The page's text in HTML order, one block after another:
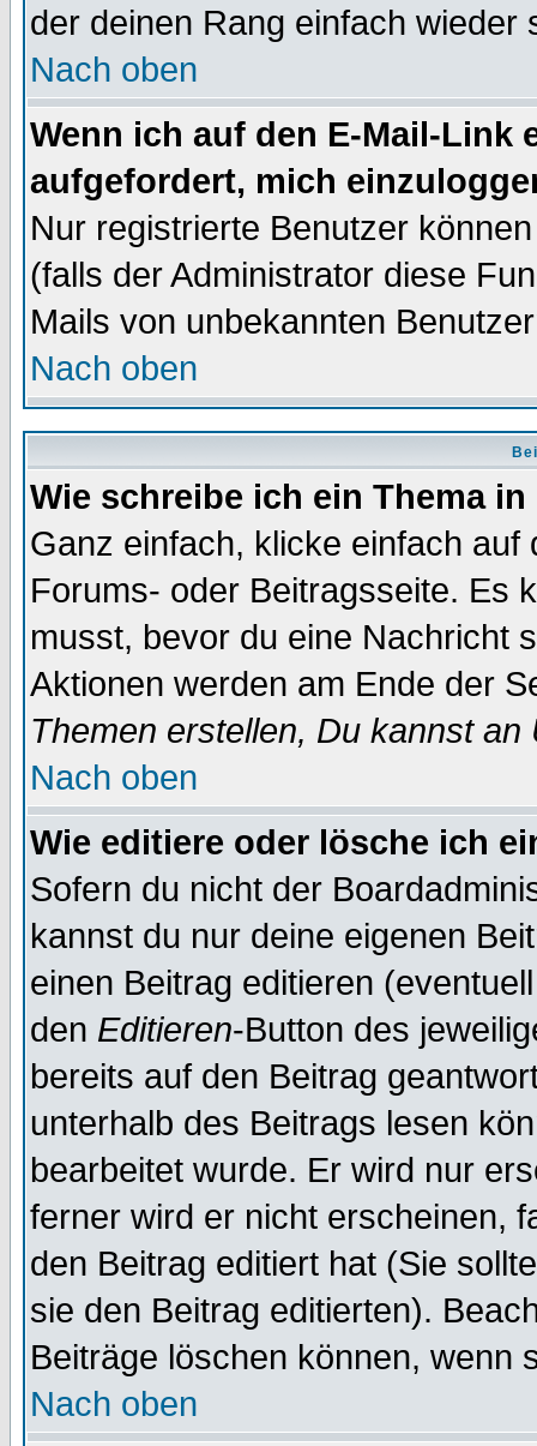
der deinen Rang einfach wieder
Nach oben
Wenn ich auf den E-Mail-Link
aufgefordert, mich
Nur registrierte Benutzer
(falls der Administrator diese
Mails von unbekannten
Nach oben
Wie schreibe ich ein Thema
Ganz einfach, klicke einfach
Forums- oder Beitragsseite. Es
musst, bevor du eine Nachricht
Aktionen werden am Ende der
Themen erstellen, Du kannst
Nach oben
Wie editiere oder lösche ich
Sofern du nicht der
kannst du nur deine eigenen
einen Beitrag editieren
den Editieren-Button des
bereits auf den Beitrag
unterhalb des Beitrags lesen
bearbeitet wurde. Er wird nur
ferner wird er nicht erscheinen,
den Beitrag editiert hat (Sie
sie den Beitrag editierten).
Beiträge löschen können, wenn
Nach oben